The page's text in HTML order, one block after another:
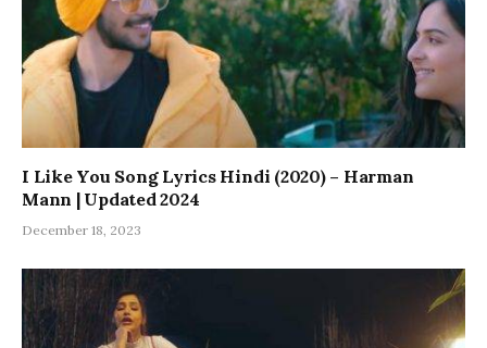
I Like You Song Lyrics Hindi (2020) – Harman
Mann | Updated 2024
December 18, 2023